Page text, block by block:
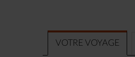
VOTRE VOYAGE